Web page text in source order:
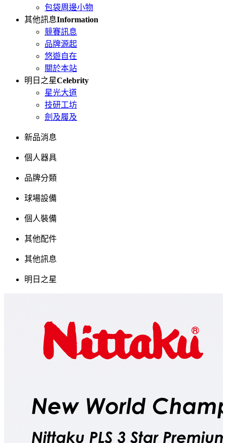
包袋周邊小物
其他訊息Information
競賽訊息
品牌源起
悠遊自在
關於本站
明日之星Celebrity
星光大道
技研工坊
劍及履及
新品消息
個人器具
品牌分類
球場設備
個人裝備
其他配件
其他訊息
明日之星